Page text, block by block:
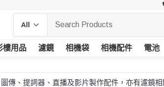
樓用品 濾鏡 相機袋 相機配件 電池
傳、提詞器、直播及影片製作配件，亦有濾鏡